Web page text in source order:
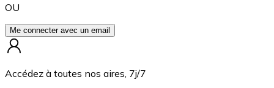
OU
Me connecter avec un email
Accédez à toutes nos aires, 7j/7